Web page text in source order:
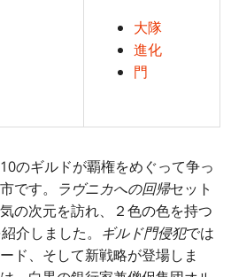
大隊
進化
門
のギルドが覇権をめぐって争っ
です。
ラヴニカへの回帰セット
の次元を訪れ、２色の色を持つ
介しました。 ギルド門侵犯では
ド、そして新戦略が登場しま